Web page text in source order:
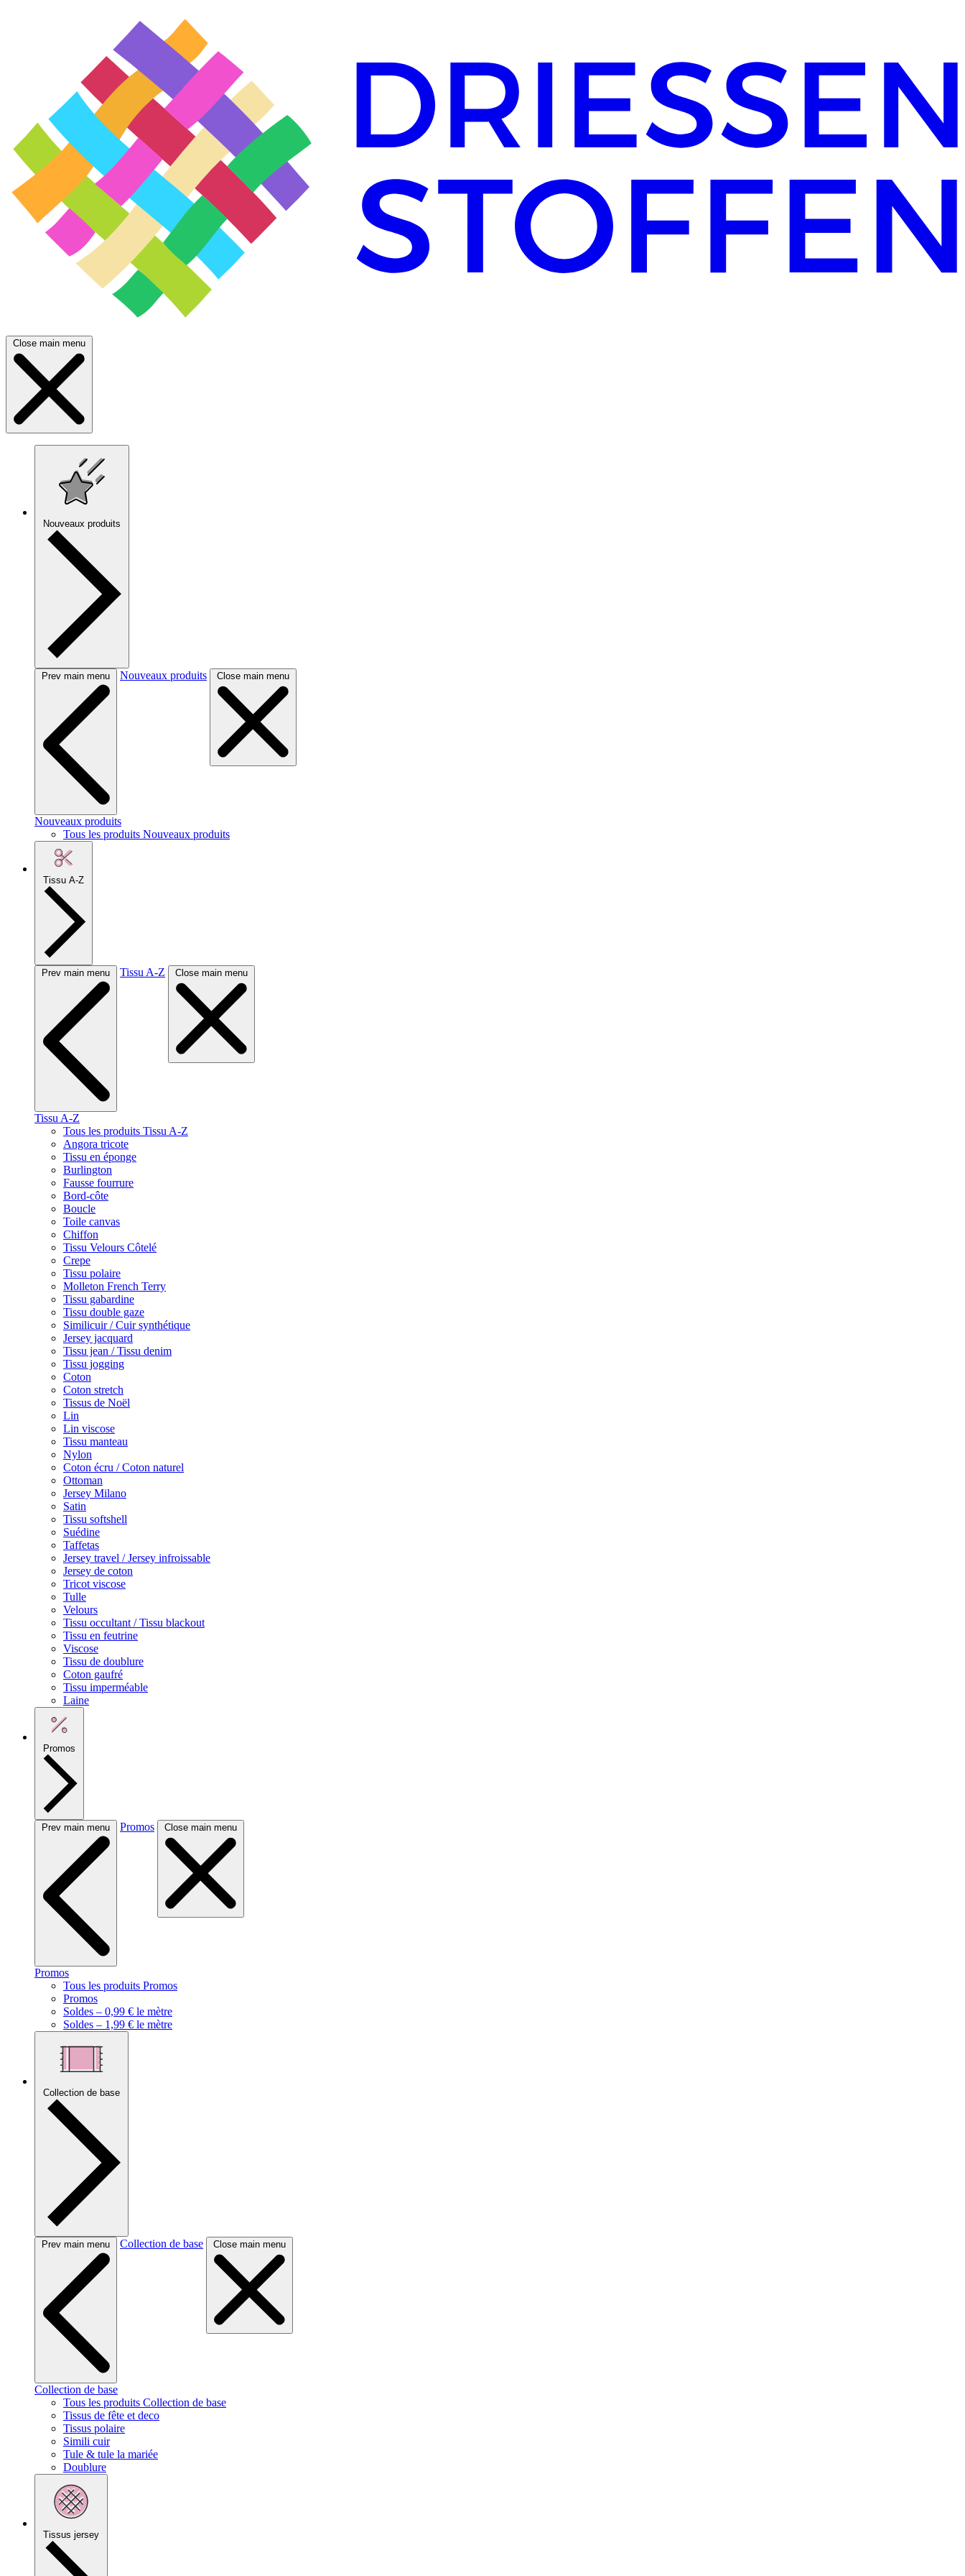
Close main menu
Nouveaux produits
Prev main menu Nouveaux produits Close main menu
Nouveaux produits
Tous les produits Nouveaux produits
Tissu A-Z
Prev main menu Tissu A-Z Close main menu
Tissu A-Z
Tous les produits Tissu A-Z
Angora tricote
Tissu en éponge
Burlington
Fausse fourrure
Bord-côte
Boucle
Toile canvas
Chiffon
Tissu Velours Côtelé
Crepe
Tissu polaire
Molleton French Terry
Tissu gabardine
Tissu double gaze
Similicuir / Cuir synthétique
Jersey jacquard
Tissu jean / Tissu denim
Tissu jogging
Coton
Coton stretch
Tissus de Noël
Lin
Lin viscose
Tissu manteau
Nylon
Coton écru / Coton naturel
Ottoman
Jersey Milano
Satin
Tissu softshell
Suédine
Taffetas
Jersey travel / Jersey infroissable
Jersey de coton
Tricot viscose
Tulle
Velours
Tissu occultant / Tissu blackout
Tissu en feutrine
Viscose
Tissu de doublure
Coton gaufré
Tissu imperméable
Laine
Promos
Prev main menu Promos Close main menu
Promos
Tous les produits Promos
Promos
Soldes – 0,99 € le mètre
Soldes – 1,99 € le mètre
Collection de base
Prev main menu Collection de base Close main menu
Collection de base
Tous les produits Collection de base
Tissus de fête et deco
Tissus polaire
Simili cuir
Tule & tule la mariée
Doublure
Tissus jersey